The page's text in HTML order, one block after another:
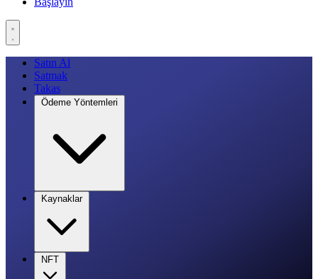
Satın Al
Satmak
Takas
Ödeme Yöntemleri
Kaynaklar
NFT